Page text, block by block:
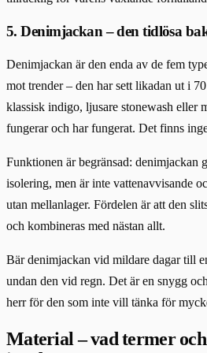
5. Denimjackan – den tidlösa
Denimjackan är den enda av de fem
mot trender – den har sett likadan ut i
klassisk indigo, ljusare stonewash eller
fungerar och har fungerat. Det finns
Funktionen är begränsad: denimjackan
isolering, men är inte vattenavvisande
utan mellanlager. Fördelen är att den
och kombineras med nästan allt.
Bär denimjackan vid mildare dagar till
undan den vid regn. Det är en snygg
herr för den som inte vill tänka för
Material – vad termer